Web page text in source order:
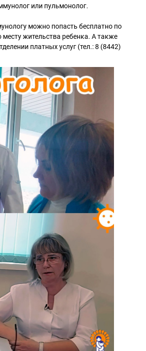
или пульмонолог.
можно попасть бесплатно по
жительства ребенка. А также
платных услуг (тел.: 8 (8442)